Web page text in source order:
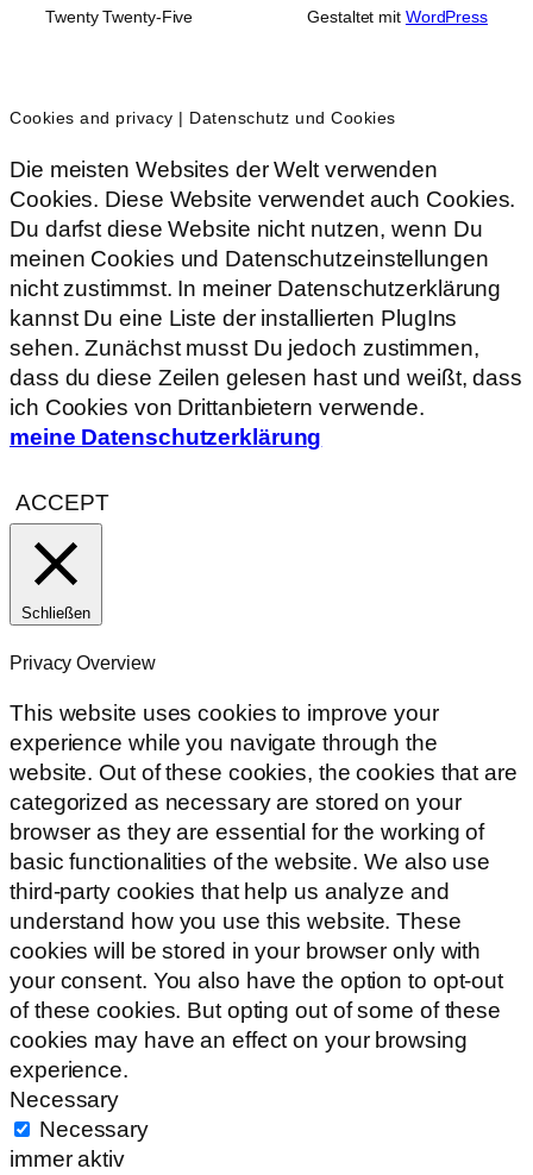
Twenty Twenty-Five Gestaltet mit WordPress
Cookies and privacy | Datenschutz und Cookies
Die meisten Websites der Welt verwenden
Cookies. Diese Website verwendet auch Cookies.
Du darfst diese Website nicht nutzen, wenn Du
meinen Cookies und Datenschutzeinstellungen
nicht zustimmst. In meiner Datenschutzerklärung
kannst Du eine Liste der installierten PlugIns
sehen. Zunächst musst Du jedoch zustimmen,
dass du diese Zeilen gelesen hast und weißt, dass
ich Cookies von Drittanbietern verwende.
meine Datenschutzerklärung
ACCEPT
Schließen
Privacy Overview
This website uses cookies to improve your
experience while you navigate through the
website. Out of these cookies, the cookies that are
categorized as necessary are stored on your
browser as they are essential for the working of
basic functionalities of the website. We also use
third-party cookies that help us analyze and
understand how you use this website. These
cookies will be stored in your browser only with
your consent. You also have the option to opt-out
of these cookies. But opting out of some of these
cookies may have an effect on your browsing
experience.
Necessary
Necessary
immer aktiv